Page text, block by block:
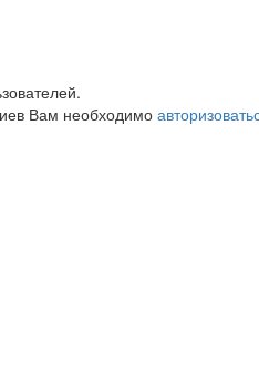
Вам необходимо